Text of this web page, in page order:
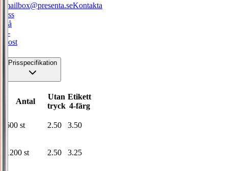
mailbox@presenta.seKontakta
oss
på
e-
post
Prisspecifikation
Antal
Utan
tryck
Etikett
4-färg
600 st 2.50 3.50
1200 st 2.50 3.25